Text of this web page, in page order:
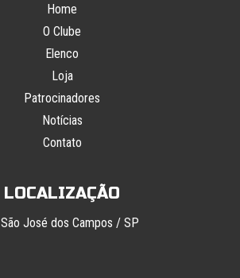
Home
O Clube
Elenco
Loja
Patrocinadores
Notícias
Contato
LOCALIZAÇÃO
São José dos Campos / SP